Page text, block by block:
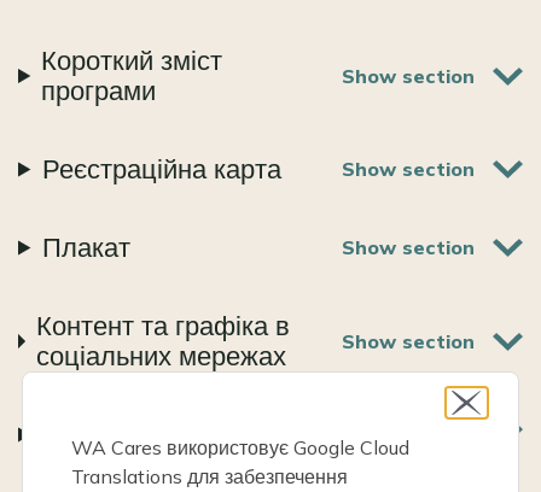
Короткий зміст
програми
Реєстраційна карта
Плакат
Контент та графіка в
соціальних мережах
Огляд оцінювання
WA Cares використовує Google Cloud
Translations для забезпечення